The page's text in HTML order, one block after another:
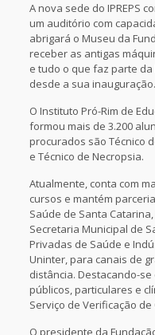
A nova sede do IPREPS
um auditório com
abrigará o Museu da
receber as antigas
e tudo o que faz parte da
desde a sua inauguração.
O Instituto Pró-Rim de
formou mais de 3.200
procurados são Técnico
e Técnico de Necropsia.
Atualmente, conta com
cursos e mantém
Saúde de Santa
Secretaria Municipal de
Privadas de Saúde e
Uninter, para canais de
distância. Destacando-
públicos, particulares e
Serviço de Verificação
O presidente da